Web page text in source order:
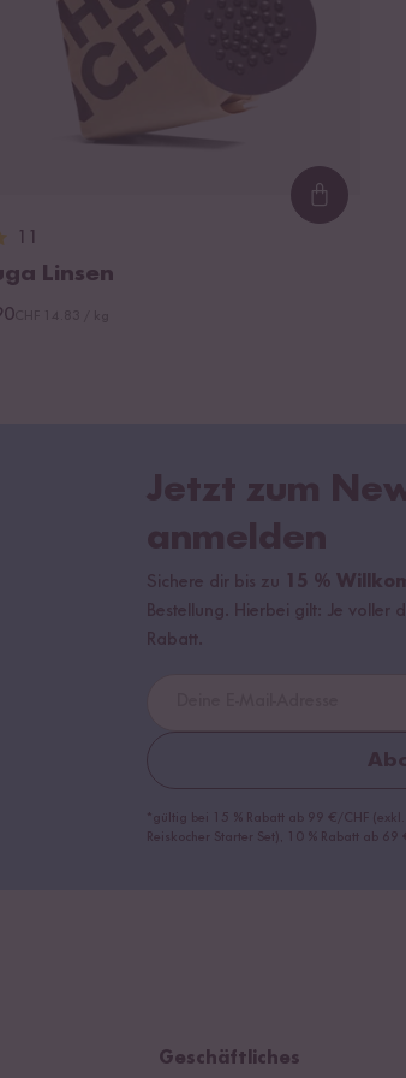
Linsen
Jetzt zum
anmelden
Sichere dir bis zu 15 %
Bestellung. Hierbei gilt: Je
Rabatt.
*gültig bei 15 % Rabatt ab 99 €/CHF
Reiskocher Starter Set), 10 % Rabatt ab
Geschäftliches